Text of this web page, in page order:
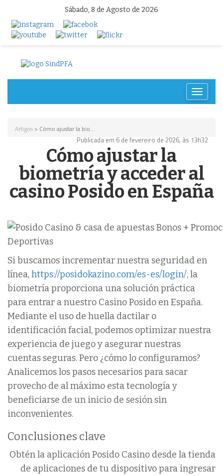
Sábado, 8 de Agosto de 2026
Toggle
Artigos > Cómo ajustar la bio...
Publicada em 6 de fevereiro de 2026, às 13h32
Cómo ajustar la
biometría y acceder al
casino Posido en España
Si buscamos incrementar nuestra seguridad en
línea,https://posidokazino.com/es-es/login/, la
biometría proporciona una solución práctica
para entrar a nuestro Casino Posido en España.
Mediante el uso de huella dactilar o
identificación facial, podemos optimizar nuestra
experiencia de juego y asegurar nuestras
cuentas seguras. Pero ¿cómo lo configuramos?
Analicemos los pasos necesarios para sacar
provecho de al máximo esta tecnología y
beneficiarse de un inicio de sesión sin
inconvenientes.
Conclusiones clave
Obtén la aplicación Posido Casino desde la tienda
de aplicaciones de tu dispositivo para ingresar